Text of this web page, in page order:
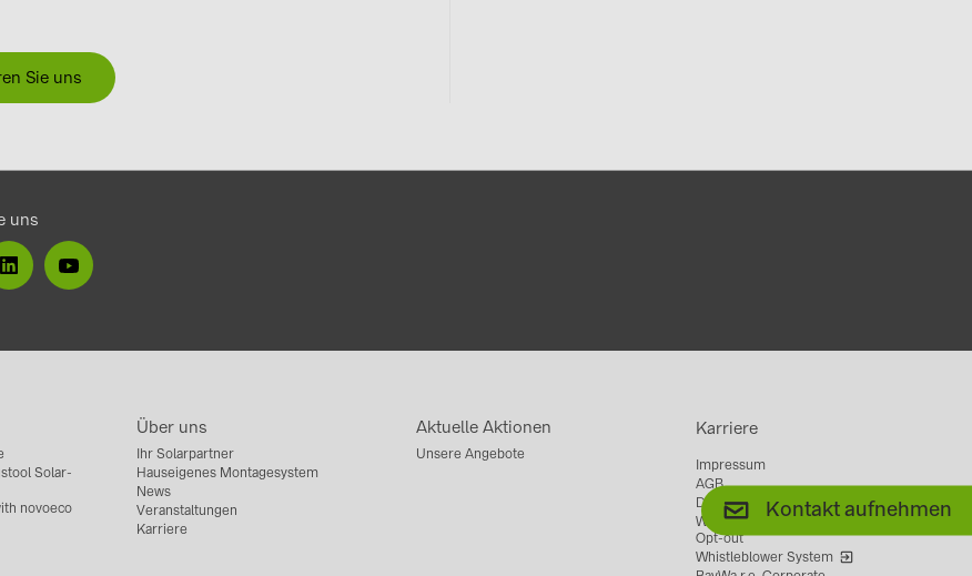
Sie uns
uns
Solar-
novoeco
Über uns
Ihr Solarpartner
Hauseigenes Montagesystem
News
Veranstaltungen
Karriere
Aktuelle Aktionen
Unsere Angebote
Karriere
Impressum
AGB
Datenschutz
Website Data Tracking &
Opt-out
Whistleblower System
Kontakt aufnehmen